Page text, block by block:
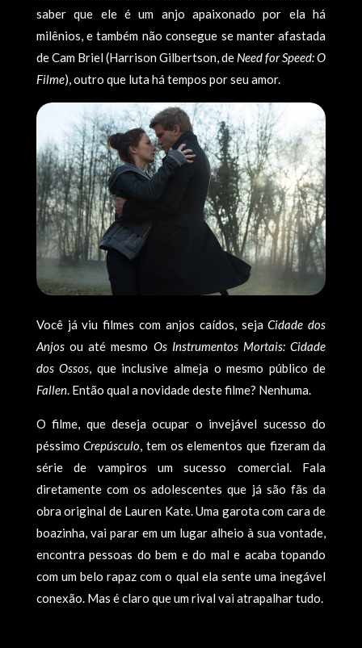
saber que ele é um anjo apaixonado por ela há
milênios, e também não consegue se manter afastada
de Cam Briel (Harrison Gilbertson, de Need for Speed: O
Filme), outro que luta há tempos por seu amor.
Você já viu filmes com anjos caídos, sejaCidade dos
Anjosou até mesmo Os Instrumentos Mortais: Cidade
dos Ossos, que inclusive almeja o mesmo público de
Fallen. Então qual a novidade deste filme? Nenhuma.
O filme, que deseja ocupar o invejável sucesso do
péssimoCrepúsculo, tem os elementos que fizeram da
série de vampiros um sucesso comercial. Fala
diretamente com os adolescentes que já são fãs da
obra original de Lauren Kate. Uma garota com cara de
boazinha, vai parar em um lugar alheio à sua vontade,
encontra pessoas do bem e do mal e acaba topando
com um belo rapaz com o qual ela sente uma inegável
conexão. Mas é claro que um rival vai atrapalhar tudo.